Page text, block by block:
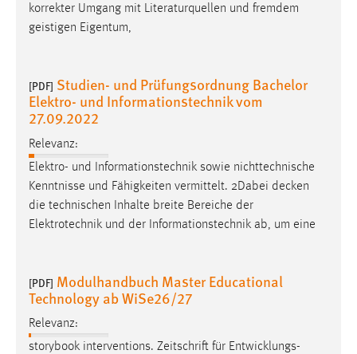
korrekter Umgang mit Literaturquellen und fremdem
geistigen Eigentum,
[PDF] Studien- und Prüfungsordnung Bachelor
Elektro- und Informationstechnik vom
27.09.2022
Relevanz:
Elektro- und Informationstechnik sowie nichttechnische
Kenntnisse und Fähigkeiten vermittelt. 2Dabei decken
die technischen Inhalte breite Bereiche der
Elektrotechnik und der Informationstechnik ab, um eine
[PDF] Modulhandbuch Master Educational
Technology ab WiSe26/27
Relevanz:
storybook interventions. Zeitschrift für Entwicklungs-